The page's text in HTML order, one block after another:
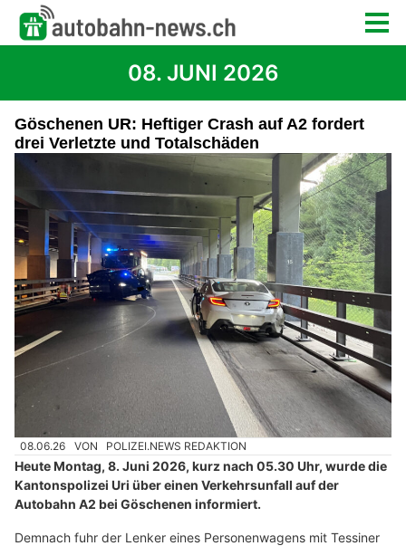
08. JUNI 2026
Göschenen UR: Heftiger Crash auf A2 fordert
drei Verletzte und Totalschäden
08.06.26 VON POLIZEI.NEWS REDAKTION
Heute Montag, 8. Juni 2026, kurz nach 05.30 Uhr, wurde die
Kantonspolizei Uri über einen Verkehrsunfall auf der
Autobahn A2 bei Göschenen informiert.
Demnach fuhr der Lenker eines Personenwagens mit Tessiner